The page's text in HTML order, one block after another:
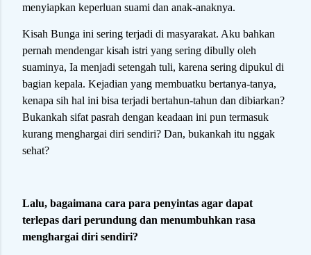
menyiapkan keperluan suami dan anak-anaknya.
Kisah Bunga ini sering terjadi di masyarakat. Aku bahkan
pernah mendengar kisah istri yang sering dibully oleh
suaminya, Ia menjadi setengah tuli, karena sering dipukul di
bagian kepala. Kejadian yang membuatku bertanya-tanya,
kenapa sih hal ini bisa terjadi bertahun-tahun dan dibiarkan?
Bukankah sifat pasrah dengan keadaan ini pun termasuk
kurang menghargai diri sendiri? Dan, bukankah itu nggak
sehat?
Lalu, bagaimana cara para penyintas agar dapat
terlepas dari perundung dan menumbuhkan rasa
menghargai diri sendiri?